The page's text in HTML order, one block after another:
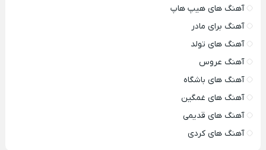
آهنگ های هیپ هاپ
آهنگ برای مادر
آهنگ های تولد
آهنگ عروس
آهنگ های باشگاه
آهنگ های غمگین
آهنگ های قدیمی
آهنگ های کردی